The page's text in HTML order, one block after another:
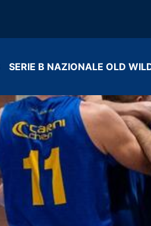
SERIE B NAZIONALE OLD